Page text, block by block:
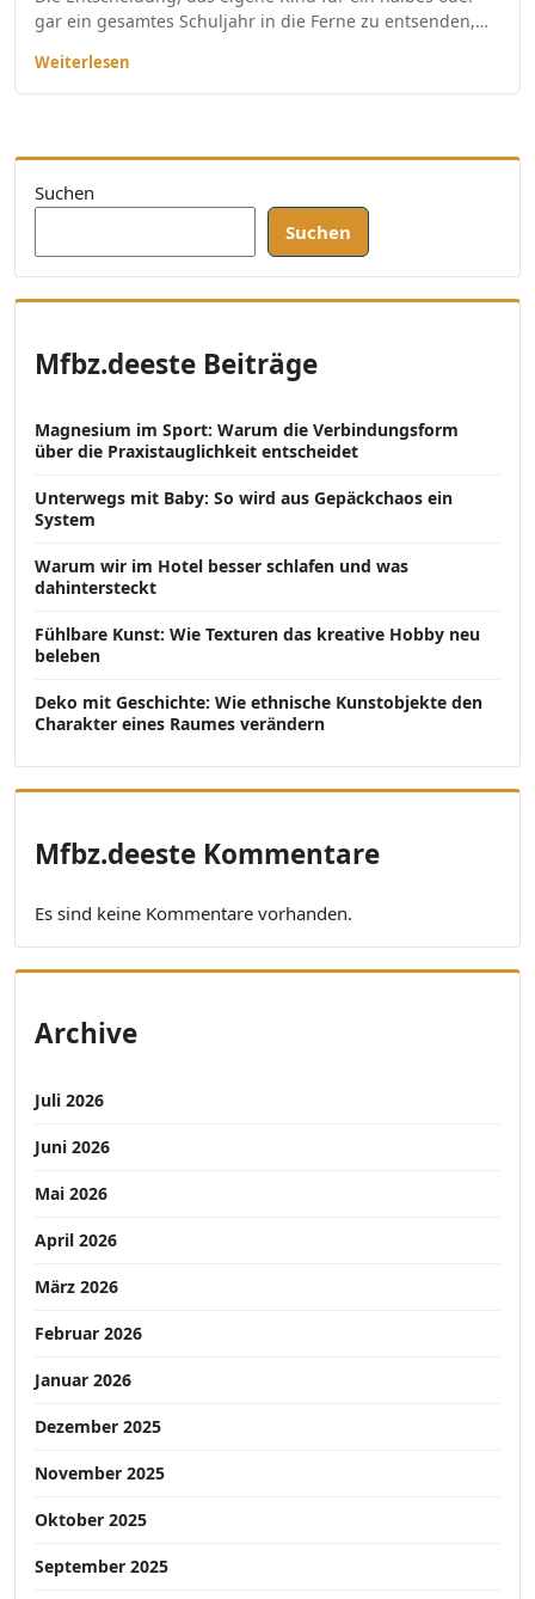
gar ein gesamtes Schuljahr in die Ferne zu entsenden,…
Weiterlesen
Suchen
Suchen
Mfbz.deeste Beiträge
Magnesium im Sport: Warum die Verbindungsform
über die Praxistauglichkeit entscheidet
Unterwegs mit Baby: So wird aus Gepäckchaos ein
System
Warum wir im Hotel besser schlafen und was
dahintersteckt
Fühlbare Kunst: Wie Texturen das kreative Hobby neu
beleben
Deko mit Geschichte: Wie ethnische Kunstobjekte den
Charakter eines Raumes verändern
Mfbz.deeste Kommentare
Es sind keine Kommentare vorhanden.
Archive
Juli 2026
Juni 2026
Mai 2026
April 2026
März 2026
Februar 2026
Januar 2026
Dezember 2025
November 2025
Oktober 2025
September 2025